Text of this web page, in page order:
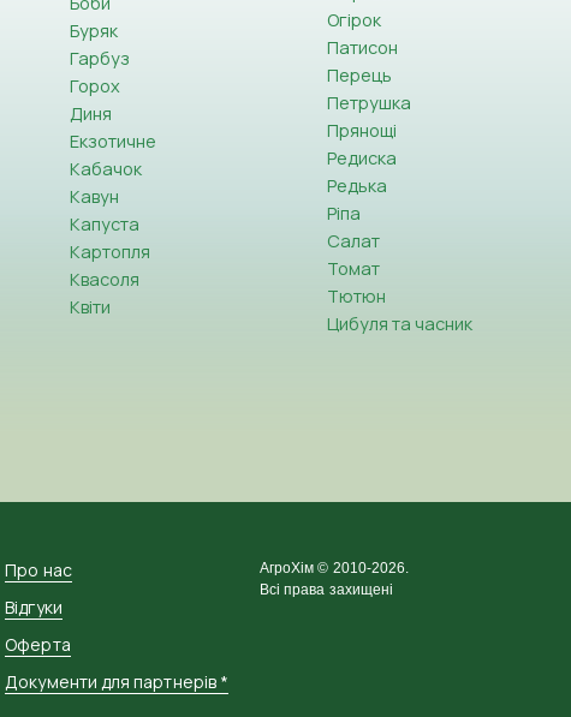
Буряк
Гарбуз
Горох
Диня
Екзотичне
Кабачок
Кавун
Капуста
Картопля
Квасоля
Квіти
Огірок
Патисон
Перець
Петрушка
Прянощі
Редиска
Редька
Ріпа
Салат
Томат
Тютюн
Цибуля та часник
Про нас
Відгуки
Оферта
Документи для партнерів *
АгроХім © 2010-2026.
Всі права захищені